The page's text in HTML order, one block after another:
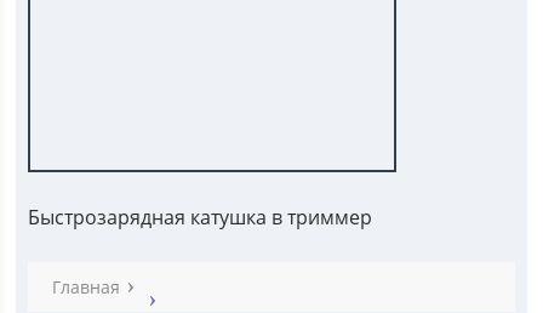
Быстрозарядная катушка в триммер
Главная